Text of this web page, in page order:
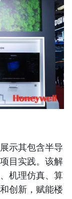
示其包含半导
目实践。该解
机理仿真、算
创新，赋能楼